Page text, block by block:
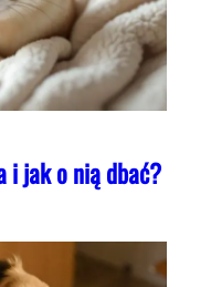
i jak o nią dbać?